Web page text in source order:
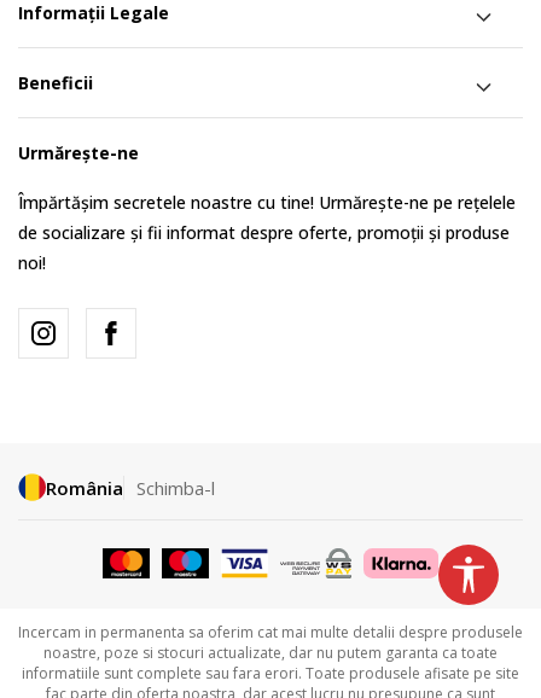
Informații Legale
Beneficii
Urmărește-ne
Împărtășim secretele noastre cu tine! Urmărește-ne pe rețelele
de socializare și fii informat despre oferte, promoții și produse
noi!
România Schimba-l
Incercam in permanenta sa oferim cat mai multe detalii despre produsele
noastre, poze si stocuri actualizate, dar nu putem garanta ca toate
informatiile sunt complete sau fara erori. Toate produsele afisate pe site
fac parte din oferta noastra, dar acest lucru nu presupune ca sunt